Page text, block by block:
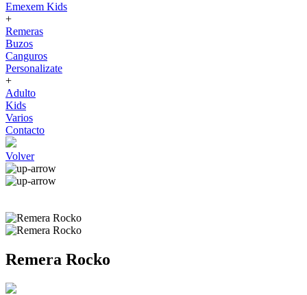
Emexem Kids
+
Remeras
Buzos
Canguros
Personalizate
+
Adulto
Kids
Varios
Contacto
Volver
Remera Rocko